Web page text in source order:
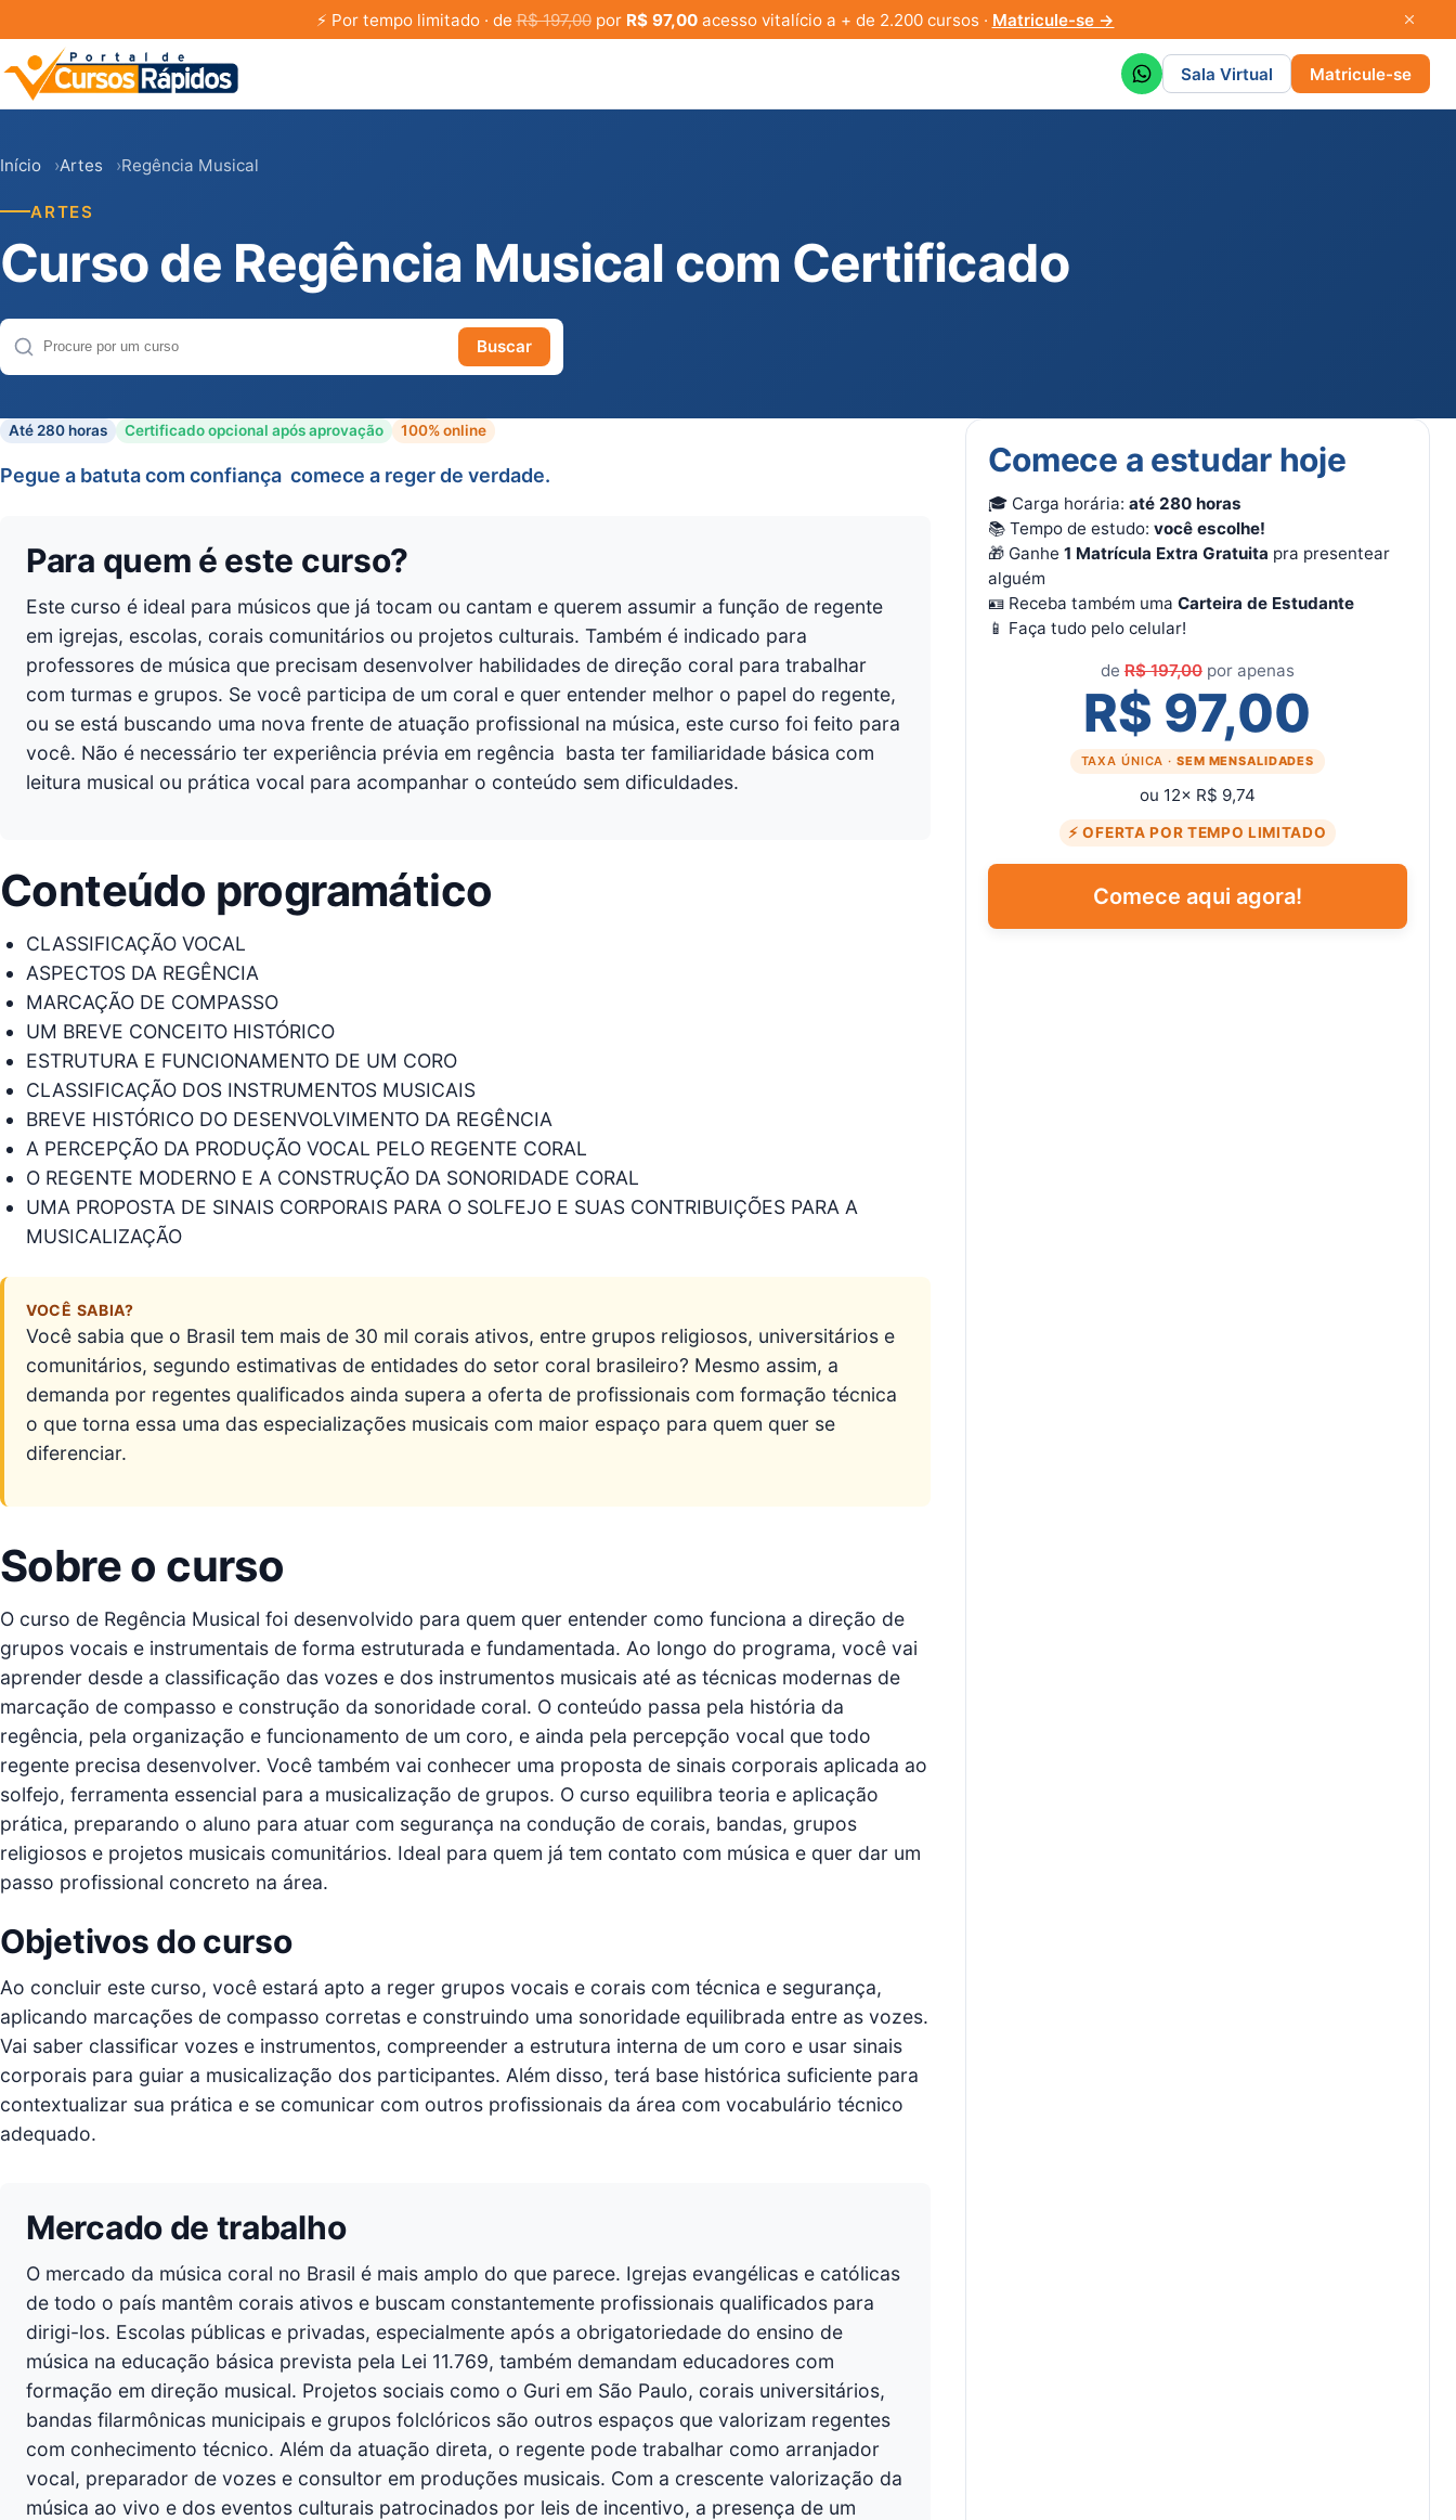
⚡ Por tempo limitado · deR$ 197,00por R$ 97,00acesso vitalício a + de 2.200 cursos · Matricule-se →
Sala Virtual Matricule-se
Início Artes Regência Musical
ARTES
Curso de Regência Musical com Certificado
Buscar cursos
Buscar
Até 280 horas Certificado opcional após aprovação 100% online
Pegue a batuta com confiança  comece a reger de verdade.
Para quem é este curso?
Este curso é ideal para músicos que já tocam ou cantam e querem assumir a função de regente
em igrejas, escolas, corais comunitários ou projetos culturais. Também é indicado para
professores de música que precisam desenvolver habilidades de direção coral para trabalhar
com turmas e grupos. Se você participa de um coral e quer entender melhor o papel do regente,
ou se está buscando uma nova frente de atuação profissional na música, este curso foi feito para
você. Não é necessário ter experiência prévia em regência  basta ter familiaridade básica com
leitura musical ou prática vocal para acompanhar o conteúdo sem dificuldades.
Conteúdo programático
CLASSIFICAÇÃO VOCAL
ASPECTOS DA REGÊNCIA
MARCAÇÃO DE COMPASSO
UM BREVE CONCEITO HISTÓRICO
ESTRUTURA E FUNCIONAMENTO DE UM CORO
CLASSIFICAÇÃO DOS INSTRUMENTOS MUSICAIS
BREVE HISTÓRICO DO DESENVOLVIMENTO DA REGÊNCIA
A PERCEPÇÃO DA PRODUÇÃO VOCAL PELO REGENTE CORAL
O REGENTE MODERNO E A CONSTRUÇÃO DA SONORIDADE CORAL
UMA PROPOSTA DE SINAIS CORPORAIS PARA O SOLFEJO E SUAS CONTRIBUIÇÕES PARA A
MUSICALIZAÇÃO
VOCÊ SABIA?
Você sabia que o Brasil tem mais de 30 mil corais ativos, entre grupos religiosos, universitários e
comunitários, segundo estimativas de entidades do setor coral brasileiro? Mesmo assim, a
demanda por regentes qualificados ainda supera a oferta de profissionais com formação técnica 
o que torna essa uma das especializações musicais com maior espaço para quem quer se
diferenciar.
Sobre o curso
O curso de Regência Musical foi desenvolvido para quem quer entender como funciona a direção de
grupos vocais e instrumentais de forma estruturada e fundamentada. Ao longo do programa, você vai
aprender desde a classificação das vozes e dos instrumentos musicais até as técnicas modernas de
marcação de compasso e construção da sonoridade coral. O conteúdo passa pela história da
regência, pela organização e funcionamento de um coro, e ainda pela percepção vocal que todo
regente precisa desenvolver. Você também vai conhecer uma proposta de sinais corporais aplicada ao
solfejo, ferramenta essencial para a musicalização de grupos. O curso equilibra teoria e aplicação
prática, preparando o aluno para atuar com segurança na condução de corais, bandas, grupos
religiosos e projetos musicais comunitários. Ideal para quem já tem contato com música e quer dar um
passo profissional concreto na área.
Objetivos do curso
Ao concluir este curso, você estará apto a reger grupos vocais e corais com técnica e segurança,
aplicando marcações de compasso corretas e construindo uma sonoridade equilibrada entre as vozes.
Vai saber classificar vozes e instrumentos, compreender a estrutura interna de um coro e usar sinais
corporais para guiar a musicalização dos participantes. Além disso, terá base histórica suficiente para
contextualizar sua prática e se comunicar com outros profissionais da área com vocabulário técnico
adequado.
Mercado de trabalho
O mercado da música coral no Brasil é mais amplo do que parece. Igrejas evangélicas e católicas
de todo o país mantêm corais ativos e buscam constantemente profissionais qualificados para
dirigi-los. Escolas públicas e privadas, especialmente após a obrigatoriedade do ensino de
música na educação básica prevista pela Lei 11.769, também demandam educadores com
formação em direção musical. Projetos sociais como o Guri em São Paulo, corais universitários,
bandas filarmônicas municipais e grupos folclóricos são outros espaços que valorizam regentes
com conhecimento técnico. Além da atuação direta, o regente pode trabalhar como arranjador
vocal, preparador de vozes e consultor em produções musicais. Com a crescente valorização da
música ao vivo e dos eventos culturais patrocinados por leis de incentivo, a presença de um
Comece a estudar hoje
🎓 Carga horária: até 280 horas
📚 Tempo de estudo: você escolhe!
🎁 Ganhe 1 Matrícula Extra Gratuita pra presentear
alguém
🪪 Receba também uma Carteira de Estudante
📱 Faça tudo pelo celular!
deR$ 197,00por apenas
R$ 97,00
TAXA ÚNICA · SEM MENSALIDADES
ou 12× R$ 9,74
⚡ OFERTA POR TEMPO LIMITADO
Comece aqui agora!